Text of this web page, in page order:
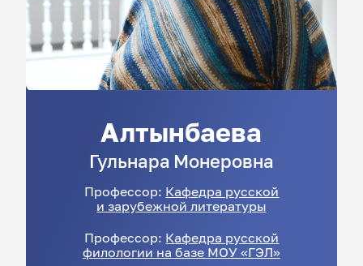
Алтынбаева
Гульнара Монеровна
Профессор: Кафедра русской
и зарубежной литературы
Профессор: Кафедра русской
филологии на базе МОУ «ГЭЛ»